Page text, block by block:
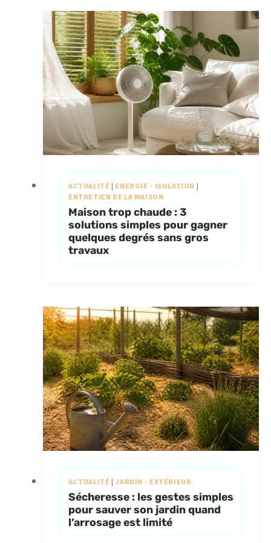
ACTUALITÉ | ENERGIE - ISOLATION |
ENTRETIEN DE LA MAISON
Maison trop chaude : 3
solutions simples pour gagner
quelques degrés sans gros
travaux
ACTUALITÉ | JARDIN - EXTÉRIEUR
Sécheresse : les gestes simples
pour sauver son jardin quand
l’arrosage est limité